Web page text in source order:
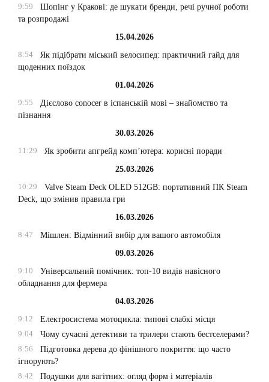
9:59
Шопінг у Кракові: де шукати бренди, речі ручної роботи
та розпродажі
15.04.2026
8:54
Як підібрати міський велосипед: практичний гайд для
щоденних поїздок
01.04.2026
9:55
Дієслово conocer в іспанській мові – знайомство та
пізнання
30.03.2026
11:29
Як зробити апгрейд комп’ютера: корисні поради
25.03.2026
10:29
Valve Steam Deck OLED 512GB: портативний ПК Steam
Deck, що змінив правила гри
16.03.2026
8:47
Мішлен: Відмінний вибір для вашого автомобіля
09.03.2026
9:10
Універсальний помічник: топ-10 видів навісного
обладнання для фермера
04.03.2026
9:12
Електросистема мотоцикла: типові слабкі місця
9:04
Чому сучасні детективи та трилери стають бестселерами?
8:56
Підготовка дерева до фінішного покриття: що часто
ігнорують?
8:42
Подушки для вагітних: огляд форм і матеріалів